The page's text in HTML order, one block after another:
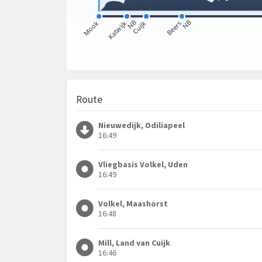
Route
Nieuwedijk, Odiliapeel
16:49
Vliegbasis Volkel, Uden
16:49
Volkel, Maashorst
16:48
Mill, Land van Cuijk
16:46